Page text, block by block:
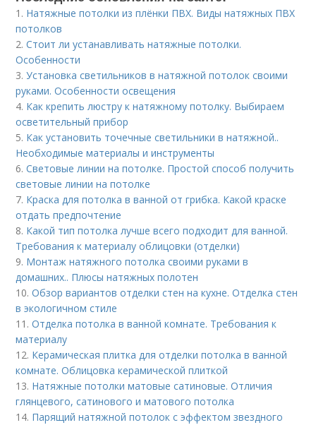
1. Натяжные потолки из плёнки ПВХ. Виды натяжных ПВХ
потолков
2.Стоит ли устанавливать натяжные потолки.
Особенности
3.Установка светильников в натяжной потолок своими
руками. Особенности освещения
4. Как крепить люстру к натяжному потолку. Выбираем
осветительный прибор
5. Как установить точечные светильники в натяжной..
Необходимые материалы и инструменты
6.Световые линии на потолке. Простой способ получить
световые линии на потолке
7. Краска для потолка в ванной от грибка. Какой краске
отдать предпочтение
8. Какой тип потолка лучше всего подходит для ванной.
Требования к материалу облицовки (отделки)
9. Монтаж натяжного потолка своими руками в
домашних.. Плюсы натяжных полотен
10.Обзор вариантов отделки стен на кухне. Отделка стен
в экологичном стиле
11.Отделка потолка в ванной комнате. Требования к
материалу
12. Керамическая плитка для отделки потолка в ванной
комнате. Облицовка керамической плиткой
13. Натяжные потолки матовые сатиновые. Отличия
глянцевого, сатинового и матового потолка
14. Парящий натяжной потолок с эффектом звездного